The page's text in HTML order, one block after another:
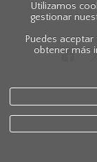
Utilizamos
gestionar
Puedes
obtener más